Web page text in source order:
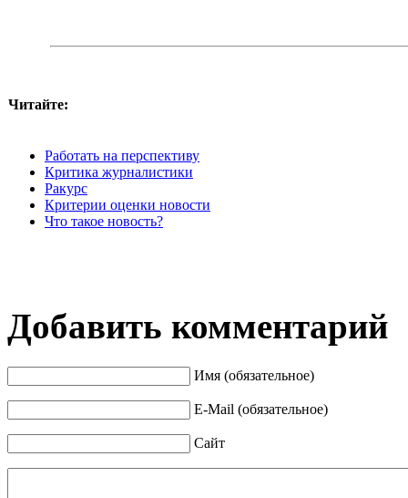
Читайте:
Работать на перспективу
Критика журналистики
Ракурс
Критерии оценки новости
Что такое новость?
Добавить комментарий
Имя (обязательное)
E-Mail (обязательное)
Сайт